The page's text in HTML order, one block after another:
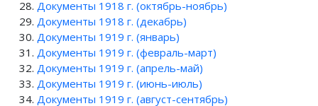
Документы 1918 г. (октябрь-ноябрь)
Документы 1918 г. (декабрь)
Документы 1919 г. (январь)
Документы 1919 г. (февраль-март)
Документы 1919 г. (апрель-май)
Документы 1919 г. (июнь-июль)
Документы 1919 г. (август-сентябрь)